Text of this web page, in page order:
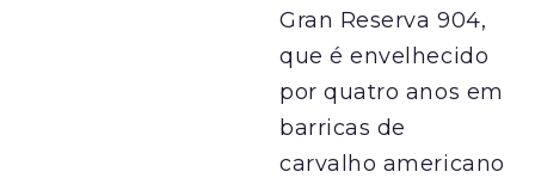
Gran Reserva 904,
que é envelhecido
por quatro anos em
barricas de
carvalho americano